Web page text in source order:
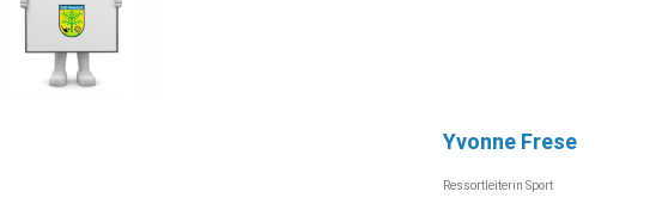
Yvonne Frese
Ressortleiterin Sport